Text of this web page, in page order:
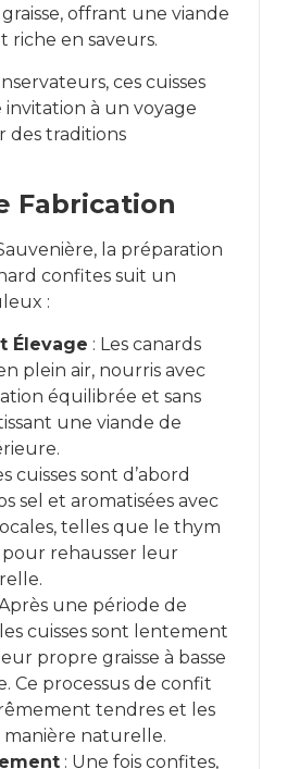
offrant une viande
riche en saveurs.
ces cuisses
à un voyage
traditions
Fabrication
la préparation
confites suit un
:
Élevage : Les canards
plein air, nourris avec
équilibrée et sans
une viande de
cuisses sont d’abord
sel et aromatisées avec
telles que le thym
rehausser leur
une période de
cuisses sont lentement
propre graisse à basse
Ce processus de confit
tendres et les
manière naturelle.
: Une fois confites,